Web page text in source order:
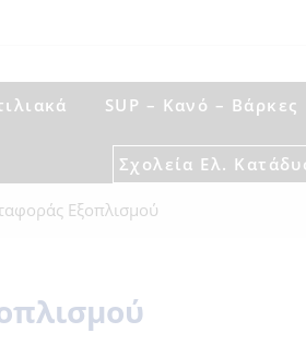
SUP – Κανό – Βάρκες
Σχολεία Ελ.
Εξοπλισμού